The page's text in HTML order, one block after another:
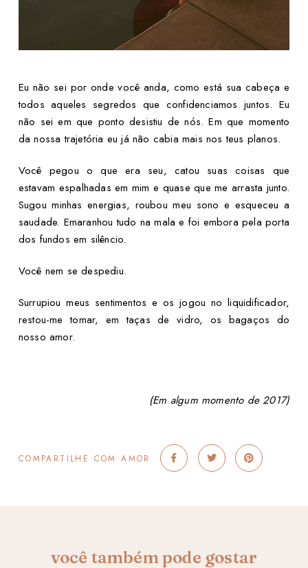
Eu não sei por onde você anda, como está sua cabeça e
todos aqueles segredos que confidenciamos juntos. Eu
não sei em que ponto desistiu de nós. Em que momento
da nossa trajetória eu já não cabia mais nos teus planos.
Você pegou o que era seu, catou suas coisas que
estavam espalhadas em mim e quase que me arrasta junto.
Sugou minhas energias, roubou meu sono e esqueceu a
saudade. Emaranhou tudo na mala e foi embora pela porta
dos fundos em silêncio.
Você nem se despediu.
Surrupiou meus sentimentos e os jogou no liquidificador,
restou-me tomar, em taças de vidro, os bagaços do
nosso amor.
(Em algum momento de 2017)
COMPARTILHE COM AMOR
você também pode gostar